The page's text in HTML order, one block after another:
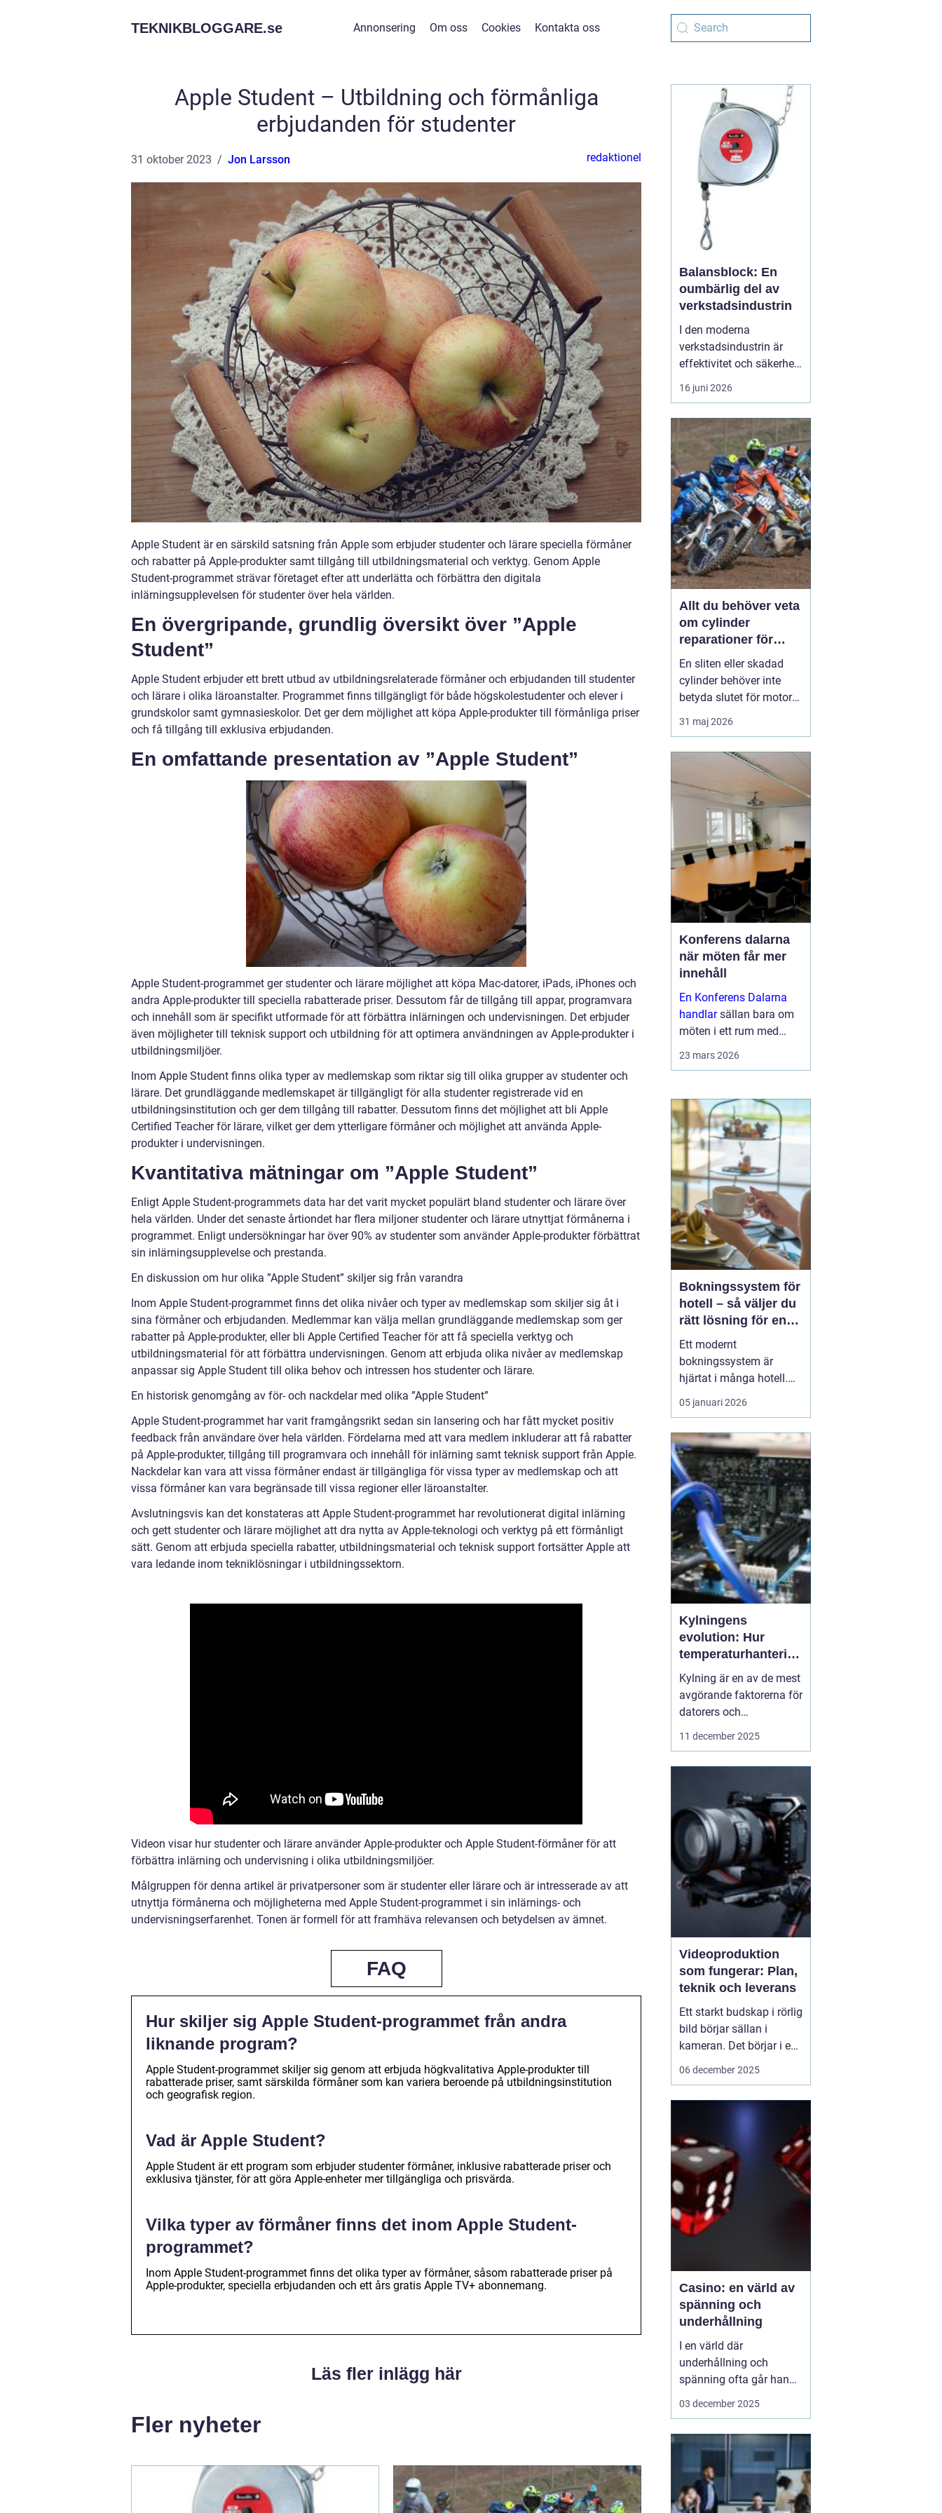
TEKNIKBLOGGARE.se Annonsering Om oss Cookies Kontakta oss
Apple Student – Utbildning och förmånliga
erbjudanden för studenter
31 oktober 2023 Jon Larsson redaktionel
Apple Student är en särskild satsning från Apple som erbjuder studenter och lärare speciella förmåner
och rabatter på Apple-produkter samt tillgång till utbildningsmaterial och verktyg. Genom Apple
Student-programmet strävar företaget efter att underlätta och förbättra den digitala
inlärningsupplevelsen för studenter över hela världen.
En övergripande, grundlig översikt över ”Apple
Student”
Apple Student erbjuder ett brett utbud av utbildningsrelaterade förmåner och erbjudanden till studenter
och lärare i olika läroanstalter. Programmet finns tillgängligt för både högskolestudenter och elever i
grundskolor samt gymnasieskolor. Det ger dem möjlighet att köpa Apple-produkter till förmånliga priser
och få tillgång till exklusiva erbjudanden.
En omfattande presentation av ”Apple Student”
Apple Student-programmet ger studenter och lärare möjlighet att köpa Mac-datorer, iPads, iPhones och
andra Apple-produkter till speciella rabatterade priser. Dessutom får de tillgång till appar, programvara
och innehåll som är specifikt utformade för att förbättra inlärningen och undervisningen. Det erbjuder
även möjligheter till teknisk support och utbildning för att optimera användningen av Apple-produkter i
utbildningsmiljöer.
Inom Apple Student finns olika typer av medlemskap som riktar sig till olika grupper av studenter och
lärare. Det grundläggande medlemskapet är tillgängligt för alla studenter registrerade vid en
utbildningsinstitution och ger dem tillgång till rabatter. Dessutom finns det möjlighet att bli Apple
Certified Teacher för lärare, vilket ger dem ytterligare förmåner och möjlighet att använda Apple-
produkter i undervisningen.
Kvantitativa mätningar om ”Apple Student”
Enligt Apple Student-programmets data har det varit mycket populärt bland studenter och lärare över
hela världen. Under det senaste årtiondet har flera miljoner studenter och lärare utnyttjat förmånerna i
programmet. Enligt undersökningar har över 90% av studenter som använder Apple-produkter förbättrat
sin inlärningsupplevelse och prestanda.
En diskussion om hur olika ”Apple Student” skiljer sig från varandra
Inom Apple Student-programmet finns det olika nivåer och typer av medlemskap som skiljer sig åt i
sina förmåner och erbjudanden. Medlemmar kan välja mellan grundläggande medlemskap som ger
rabatter på Apple-produkter, eller bli Apple Certified Teacher för att få speciella verktyg och
utbildningsmaterial för att förbättra undervisningen. Genom att erbjuda olika nivåer av medlemskap
anpassar sig Apple Student till olika behov och intressen hos studenter och lärare.
En historisk genomgång av för- och nackdelar med olika ”Apple Student”
Apple Student-programmet har varit framgångsrikt sedan sin lansering och har fått mycket positiv
feedback från användare över hela världen. Fördelarna med att vara medlem inkluderar att få rabatter
på Apple-produkter, tillgång till programvara och innehåll för inlärning samt teknisk support från Apple.
Nackdelar kan vara att vissa förmåner endast är tillgängliga för vissa typer av medlemskap och att
vissa förmåner kan vara begränsade till vissa regioner eller läroanstalter.
Avslutningsvis kan det konstateras att Apple Student-programmet har revolutionerat digital inlärning
och gett studenter och lärare möjlighet att dra nytta av Apple-teknologi och verktyg på ett förmånligt
sätt. Genom att erbjuda speciella rabatter, utbildningsmaterial och teknisk support fortsätter Apple att
vara ledande inom tekniklösningar i utbildningssektorn.
Videon visar hur studenter och lärare använder Apple-produkter och Apple Student-förmåner för att
förbättra inlärning och undervisning i olika utbildningsmiljöer.
Målgruppen för denna artikel är privatpersoner som är studenter eller lärare och är intresserade av att
utnyttja förmånerna och möjligheterna med Apple Student-programmet i sin inlärnings- och
undervisningserfarenhet. Tonen är formell för att framhäva relevansen och betydelsen av ämnet.
FAQ
Hur skiljer sig Apple Student-programmet från andra
liknande program?
Apple Student-programmet skiljer sig genom att erbjuda högkvalitativa Apple-produkter till
rabatterade priser, samt särskilda förmåner som kan variera beroende på utbildningsinstitution
och geografisk region.
Vad är Apple Student?
Apple Student är ett program som erbjuder studenter förmåner, inklusive rabatterade priser och
exklusiva tjänster, för att göra Apple-enheter mer tillgängliga och prisvärda.
Vilka typer av förmåner finns det inom Apple Student-
programmet?
Inom Apple Student-programmet finns det olika typer av förmåner, såsom rabatterade priser på
Apple-produkter, speciella erbjudanden och ett års gratis Apple TV+ abonnemang.
Läs fler inlägg här
Fler nyheter
Balansblock: En
oumbärlig del av
verkstadsindustrin
I den moderna
verkstadsindustrin är
effektivitet och säkerhet
grundpelare som inte får
komprometteras. För
tunga verktyg och
maskiner är det
avgörande att ha rätt
hjälpmedel fö...
16 juni 2026
Allt du behöver veta
om cylinder
reparationer för
motorcyklar och
snöskotrar
En sliten eller skadad
cylinder behöver inte
betyda slutet för motorn.
Med rätt kunskap,
noggrann felsökning och
det ofta att rädda även
hårt drabbade motorer.
För den som kör
motocross, enduro eller
snöskoter kan en väl
utför...
31 maj 2026
Konferens dalarna
när möten får mer
innehåll
En Konferens Dalarna
handlarsällan bara om
möten i ett rum med
människor faktiskt
hinner mötas, tänka klart
och bygga relatio...
23 mars 2026
Bokningssystem för
hotell – så väljer du
rätt lösning för en
modern
hotellvardag
Ett modernt
bokningssystem är
hjärtat i många hotell.
När gäster förväntar sig
snabba svar, enkla
in- och utcheckningar
behöver hotellen ett
digitalt stöd som håller
samma te...
05 januari 2026
Kylningens
evolution: Hur
temperaturhantering
formar prestanda
och design
Kylning är en av de mest
avgörande faktorerna för
datorers och
elektronikkomponenters
bara livslängden på
processorer och
grafikkort...
11 december 2025
Videoproduktion
som fungerar: Plan,
teknik och leverans
Ett starkt budskap i rörlig
bild börjar sällan i
kameran. Det börjar i en
tydlig plan. När företag
handlar det om att knyta
teknik och distribution.
D&ari...
06 december 2025
Casino: en värld av
spänning och
underhållning
I en värld där
underhållning och
spänning ofta går hand i
hand, framstår casinon
kombineras för att
skapa oförglömliga
upplevelser. Från de
glitt...
03 december 2025